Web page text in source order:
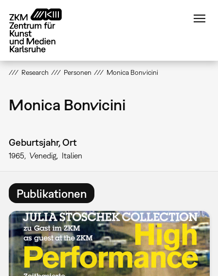
zum
Inhalt
Research Personen Monica Bonvicini
Monica Bonvicini
Geburtsjahr, Ort
1965 Venedig Italien
Publikationen